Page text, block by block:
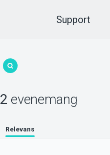
Support
2 evenemang
Relevans